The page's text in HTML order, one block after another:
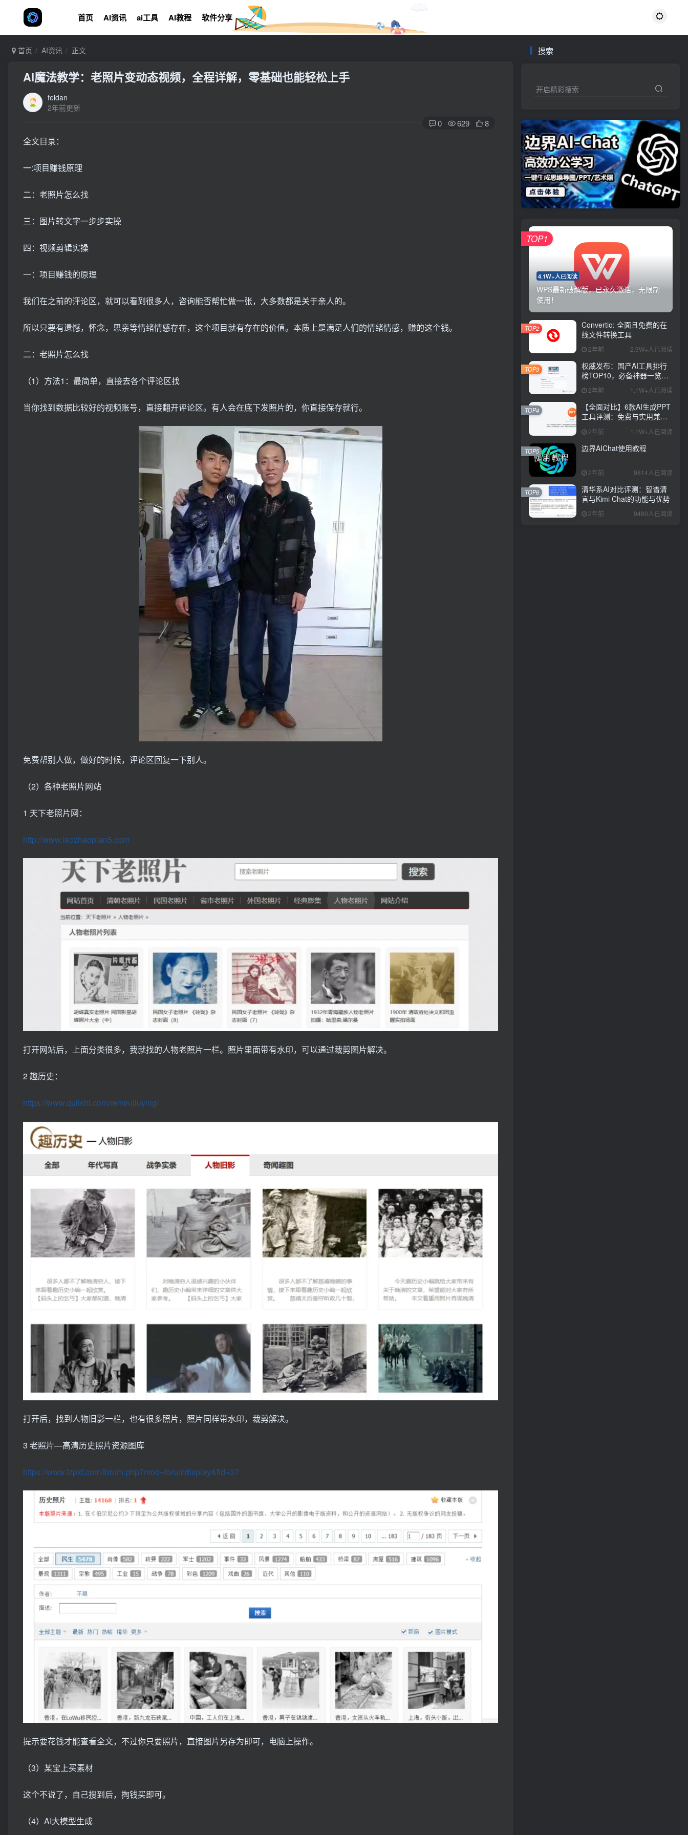
首页 AI资讯 ai工具 AI教程 软件分享
首页 AI资讯 正文
AI魔法教学：老照片变动态视频，全程详解，零基础也能轻松上手
feidan
2年前更新
0 629 8
全文目录：
一:项目赚钱原理
二：老照片怎么找
三：图片转文字一步步实操
四：视频剪辑实操
一：项目赚钱的原理
我们在之前的评论区，就可以看到很多人，咨询能否帮忙做一张，大多数都是关于亲人的。
所以只要有遗憾，怀念，思亲等情绪情感存在，这个项目就有存在的价值。本质上是满足人们的情绪情感，赚的这个钱。
二：老照片怎么找
（1）方法1：最简单，直接去各个评论区找
当你找到数据比较好的视频账号，直接翻开评论区。有人会在底下发照片的，你直接保存就行。
免费帮别人做，做好的时候，评论区回复一下别人。
（2）各种老照片网站
1 天下老照片网：
http://www.laozhaopian5.com
打开网站后，上面分类很多，我就找的人物老照片一栏。照片里面带有水印，可以通过裁剪图片解决。
2 趣历史：
https://www.qulishi.com/renwujiuying/
打开后，找到人物旧影一栏，也有很多照片，照片同样带水印，裁剪解决。
3 老照片—高清历史照片资源图库
https://www.lzpxf.com/forum.php?mod=forumdisplay&fid=37
提示要花钱才能查看全文，不过你只要照片，直接图片另存为即可，电脑上操作。
（3）某宝上买素材
这个不说了，自己搜到后，掏钱买即可。
（4）AI大模型生成
搜索
开启精彩搜索
4.1W+人已阅读
WPS最新破解版，已永久激活，无限制
使用！
TOP1
Convertio: 全面且免费的在
线文件转换工具
2年前 2.9W+人已阅读
TOP2
权威发布：国产AI工具排行
榜TOP10，必备神器一览无
2年前 1.1W+人已阅读
TOP3
【全面对比】6款AI生成PPT
工具评测：免费与实用兼
具，哪款更胜一筹？
2年前 1.1W+人已阅读
TOP4
边界AIChat使用教程
2年前 9814人已阅读
TOP5
清华系AI对比评测：智谱清
言与Kimi Chat的功能与优势
2年前 9480人已阅读
TOP6